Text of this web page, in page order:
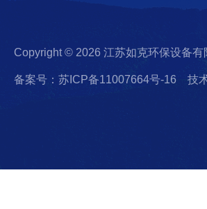
Copyright © 2026 江苏如克环保设备有
备案号：苏ICP备11007664号-16 技